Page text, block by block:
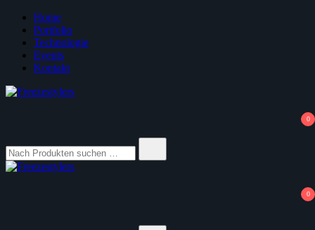
Zum
Inhalt
springen
Home
Portfolio
Technologie
Events
Kontakt
0
nach:
0